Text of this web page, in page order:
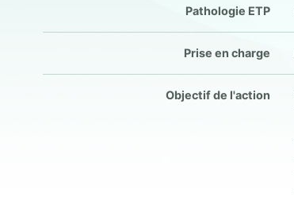
Pathologie ETP
Prise en charge
Objectif de l'action